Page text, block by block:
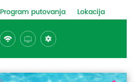
Program putovanja Lokacija